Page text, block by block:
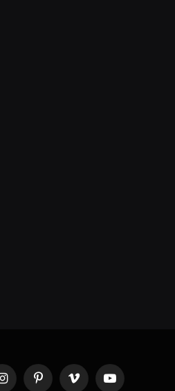
InstagramPinterestVimeo YouTube